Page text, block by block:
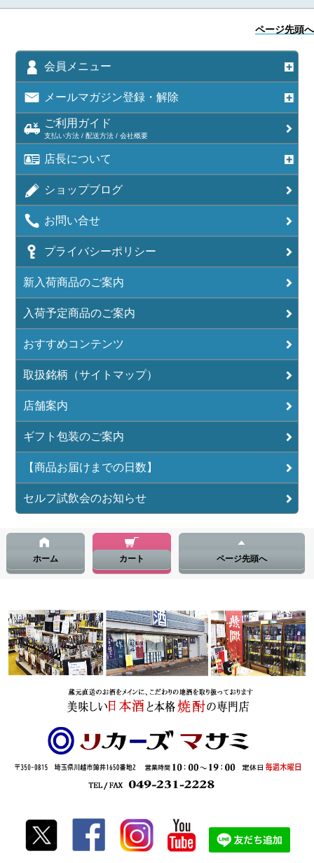
ページ先頭へ
会員メニュー
メールマガジン登録・解除
ご利用ガイド
支払い方法 / 配送方法 / 会社概要
店長について
ショップブログ
お問い合せ
プライバシーポリシー
新入荷商品のご案内
入荷予定商品のご案内
おすすめコンテンツ
取扱銘柄（サイトマップ）
店舗案内
ギフト包装のご案内
【商品お届けまでの日数】
セルフ試飲会のお知らせ
ホーム カート ページ先頭へ